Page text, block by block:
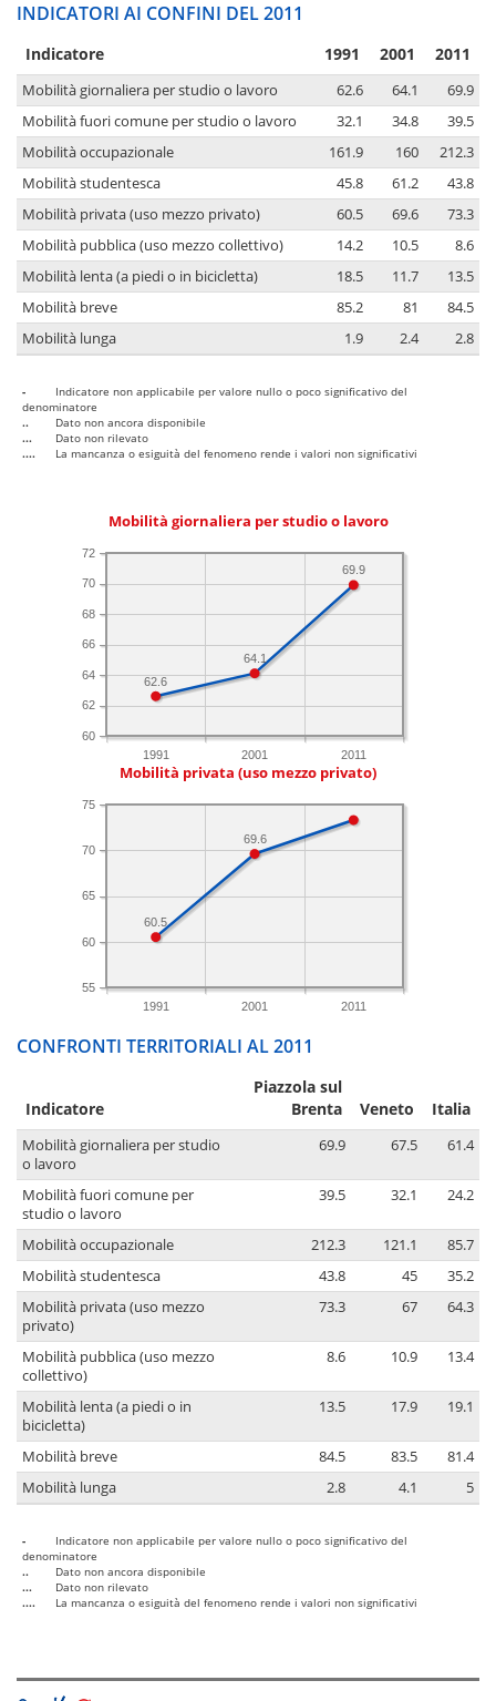
INDICATORI AI CONFINI DEL 2011
Indicatore 1991 2001 2011
Mobilità giornaliera per studio o lavoro 62.6 64.1
69.9
Mobilità fuori comune per studio o lavoro
32.1 34.8
39.5
Mobilità occupazionale
161.9 160
212.3
Mobilità studentesca
45.8 61.2
43.8
Mobilità privata (uso mezzo privato)
60.5 69.6
73.3
Mobilità pubblica (uso mezzo collettivo)
14.2 10.5
8.6
Mobilità lenta (a piedi o in bicicletta)
18.5 11.7
13.5
Mobilità breve
85.2 81
84.5
Mobilità lunga
1.9 2.4 2.8
-
Indicatore non applicabile per valore nullo o poco significativo del
denominatore
..
Dato non ancora disponibile
...
Dato non rilevato
....
La mancanza o esiguità del fenomeno rende i valori non significativi
Mobilità giornaliera per studio o lavoro
1991 2001 2011
60
62
64
66
68
70
72
69.9
64.1
62.6
Mobilità privata (uso mezzo privato)
1991 2001 2011
55
60
65
70
75
69.6
60.5
CONFRONTI TERRITORIALI AL 2011
Indicatore
Piazzola sul
Brenta
Veneto Italia
Mobilità giornaliera per studio
o lavoro
69.9 67.5 61.4
Mobilità fuori comune per
studio o lavoro
39.5 32.1 24.2
Mobilità occupazionale 212.3 121.1
85.7
Mobilità studentesca
43.8 45
35.2
Mobilità privata (uso mezzo
privato)
73.3 67 64.3
Mobilità pubblica (uso mezzo
collettivo)
8.6 10.9 13.4
Mobilità lenta (a piedi o in
bicicletta)
13.5 17.9 19.1
Mobilità breve 84.5 83.5
81.4
Mobilità lunga
2.8 4.1 5
-
Indicatore non applicabile per valore nullo o poco significativo del
denominatore
..
Dato non ancora disponibile
...
Dato non rilevato
....
La mancanza o esiguità del fenomeno rende i valori non significativi